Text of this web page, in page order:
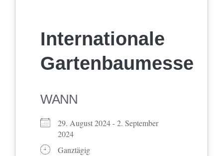
Internationale
Gartenbaumesse
WANN
29. August 2024 - 2. September
2024
Ganztägig